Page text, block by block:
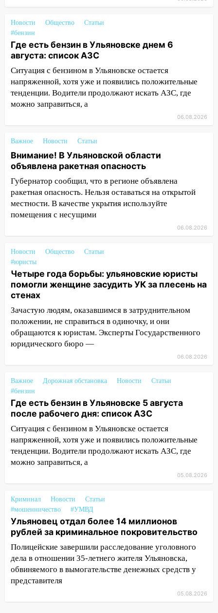
автоподставщиков
13:36 В Инзе произошел крупный пожар
13:00
В суде защитили репутацию
мужчины, которого необоснованно
обвиняли в жестоком обращении с
животными
проездными
12:10 Ульяновский алиментщик накопил
120 тысяч долга
11:49 Снят режим «Ракетная
опасность» на территории Ульяновской
области
Кабмин РФ разрешил до 1 июля
бензина Евро 2, Евро 3, Евро 4
11:12 Соцсети: на Рябикова автомобиль
врезался в забор
10:27
днем 6 августа: список АЗС
10:16
Внимание! В Ульяновской области
объявлена ракетная опасность
В Старомайнском районе утонул
09:50
В Ульяновске черный коршун
застрял в тепловозе
09:44 Ульяновские спасатели помогли
юному велосипедисту на улице
Чернышевского
08:21 В Заволжском районе украли два
велосипеда
погода в четверг
06:00 Четыре года борьбы: ульяновские
юристы помогли женщине засудить УК
за плесень на стенах
05:00 Кому 6 августа звезды сулят
прибыль, а кому — испытания на
прочность
Новости Общество
Статьи
#бензин
Где есть бензин в Ульяновске днем 6
августа: список АЗС
Ситуация с бензином в Ульяновске остается
напряженной, хотя уже и появились положительные
тенденции. Водители продолжают искать АЗС, где
можно заправиться, а
06.08.2026
Важное Новости Статьи
Внимание! В Ульяновской области
объявлена ракетная опасность
Губернатор сообщил, что в регионе объявлена
ракетная опасность. Нельзя оставаться на открытой
местности. В качестве укрытия используйте
помещения с несущими
06.08.2026
Новости Общество
Статьи
#юристы
Четыре года борьбы: ульяновские юристы
помогли женщине засудить УК за плесень на
стенах
Зачастую людям, оказавшимся в затруднительном
положении, не справиться в одиночку, и они
обращаются к юристам. Эксперты Государственного
юридического бюро —
06.08.2026
Важное Дорожная обстановка Новости
Статьи
#бензин
Где есть бензин в Ульяновске 5 августа
после рабочего дня: список АЗС
Ситуация с бензином в Ульяновске остается
напряженной, хотя уже и появились положительные
тенденции. Водители продолжают искать АЗС, где
можно заправиться, а
05.08.2026
Криминал Новости
Статьи
#мошенничество
#УМВД
Ульяновец отдал более 14 миллионов
рублей за криминальное покровительство
Полицейские завершили расследование уголовного
дела в отношении 35-летнего жителя Ульяновска,
обвиняемого в вымогательстве денежных средств у
представителя
05.08.2026